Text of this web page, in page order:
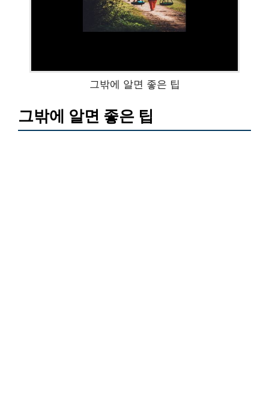
그밖에 알면 좋은 팁
그밖에 알면 좋은 팁